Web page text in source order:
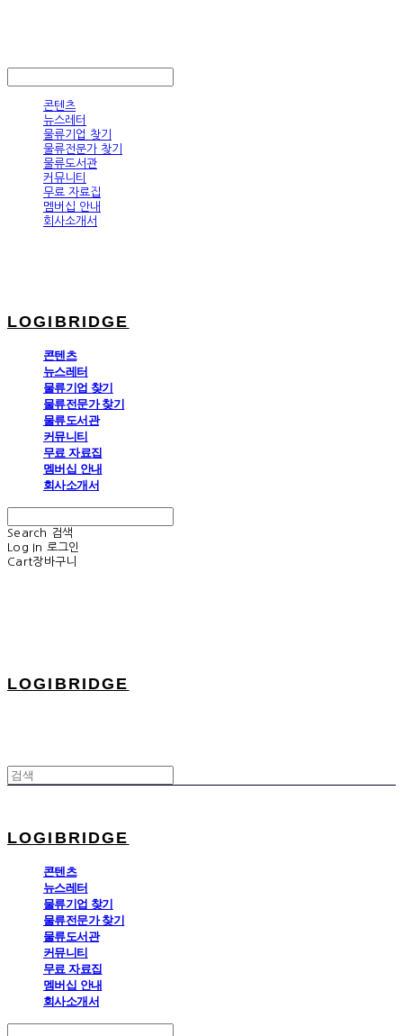
콘텐츠
뉴스레터
물류기업 찾기
물류전문가 찾기
물류도서관
커뮤니티
무료 자료집
멤버십 안내
회사소개서
LOGIBRIDGE
콘텐츠
뉴스레터
물류기업 찾기
물류전문가 찾기
물류도서관
커뮤니티
무료 자료집
멤버십 안내
회사소개서
Search
검색
Log In 로그인
Cart장바구니
LOGIBRIDGE
LOGIBRIDGE
콘텐츠
뉴스레터
물류기업 찾기
물류전문가 찾기
물류도서관
커뮤니티
무료 자료집
멤버십 안내
회사소개서